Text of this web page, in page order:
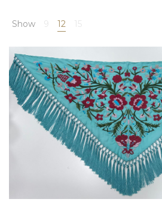
Show 12 15